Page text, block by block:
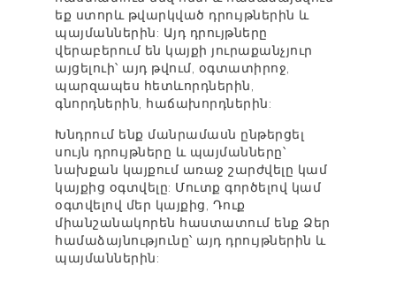
եք ստորև թվարկված դրույթներին և
պայմաններին: Այդ դրույթները
վերաբերում են կայքի յուրաքանչյուր
այցելուի՝ այդ թվում, օգտատիրոջ,
պարզապես հետևորդներին,
գնորդներին, հաճախորդներին:
Խնդրում ենք մանրամասն ընթերցել
սույն դրույթները և պայմանները՝
նախքան կայքում առաջ շարժվելը կամ
կայքից օգտվելը: Մուտք գործելով կամ
օգտվելով մեր կայքից, Դուք
միանշանակորեն հաստատում ենք Ձեր
համաձայնությունը՝ այդ դրույթներին և
պայմաններին: